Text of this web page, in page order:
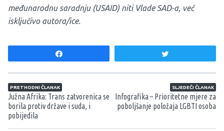
međunarodnu saradnju (USAID) niti Vlade SAD-a, već
isključivo autora/ice.
Navigacija članaka
PRETHODNI ČLANAK
Južna Afrika: Trans zatvorenica se
borila protiv države i suda, i
pobijedila
SLJEDEĆI ČLANAK
Infografika – Prioritetne mjere za
poboljšanje položaja LGBTI osoba